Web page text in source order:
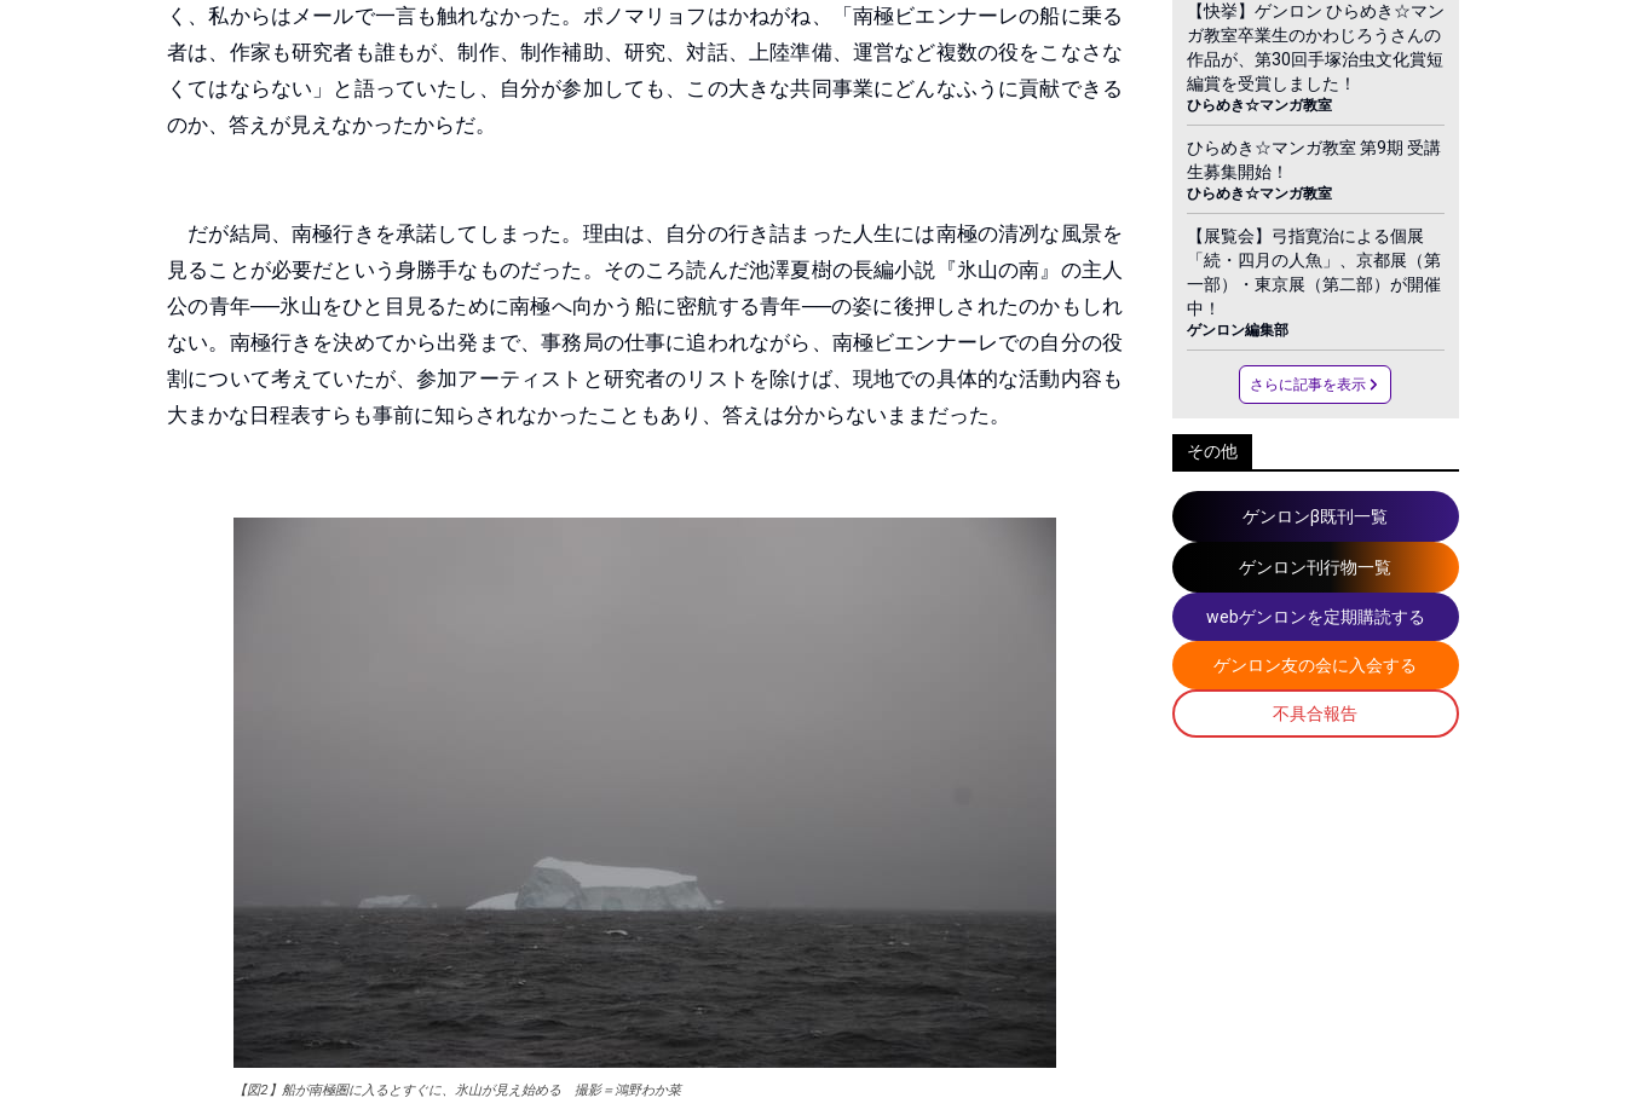
く、私からはメールで一言も触れなかった。ポノマリョフはかねがね、「南極ビエンナーレの船に乗る
者は、作家も研究者も誰もが、制作、制作補助、研究、対話、上陸準備、運営など複数の役をこなさな
くてはならない」と語っていたし、自分が参加しても、この大きな共同事業にどんなふうに貢献できる
のか、答えが見えなかったからだ。
だが結局、南極行きを承諾してしまった。理由は、自分の行き詰まった人生には南極の清冽な風景を
見ることが必要だという身勝手なものだった。そのころ読んだ池澤夏樹の長編小説『氷山の南』の主人
公の青年──氷山をひと目見るために南極へ向かう船に密航する青年──の姿に後押しされたのかもしれ
ない。南極行きを決めてから出発まで、事務局の仕事に追われながら、南極ビエンナーレでの自分の役
割について考えていたが、参加アーティストと研究者のリストを除けば、現地での具体的な活動内容も
大まかな日程表すらも事前に知らされなかったこともあり、答えは分からないままだった。
【図2】船が南極圏に入るとすぐに、氷山が見え始める 撮影＝鴻野わか菜
【快挙】ゲンロン ひらめき☆マン
ガ教室卒業生のかわじろうさんの
作品が、第30回手塚治虫文化賞短
編賞を受賞しました！
ひらめき☆マンガ教室
ひらめき☆マンガ教室 第9期 受講
生募集開始！
ひらめき☆マンガ教室
【展覧会】弓指寛治による個展
「続・四月の人魚」、京都展（第
一部）・東京展（第二部）が開催
中！
ゲンロン編集部
さらに記事を表示
その他
ゲンロンβ既刊一覧
ゲンロン刊行物一覧
webゲンロンを定期購読する
ゲンロン友の会に入会する
不具合報告